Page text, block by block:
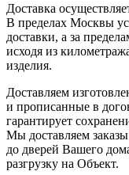
Доставка
В пределах Москвы
доставки, а за
исходя из
изделия.
Доставляем
и прописанные в
гарантирует
Мы доставляем
до дверей Вашего
разгрузку на Объект.